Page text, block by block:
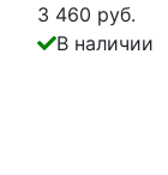
3 460 руб.
В наличии